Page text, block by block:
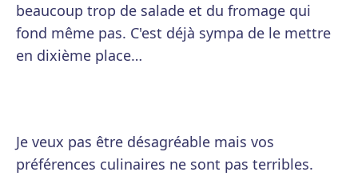
beaucoup trop de salade et du fromage qui
fond même pas. C'est déjà sympa de le mettre
en dixième place…
Je veux pas être désagréable mais vos
préférences culinaires ne sont pas terribles.